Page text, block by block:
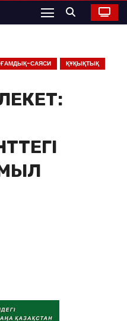
САЯСИ
ҚҰҚЫҚТЫҚ